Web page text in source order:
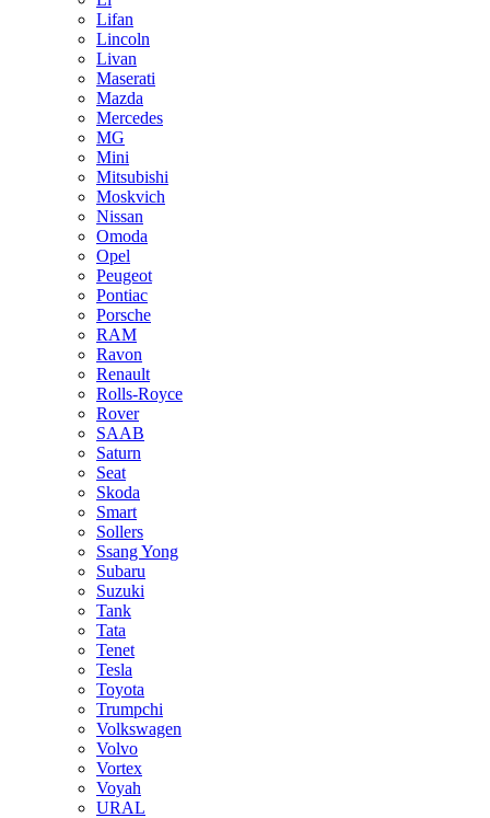
Lifan
Lincoln
Livan
Maserati
Mazda
Mercedes
MG
Mini
Mitsubishi
Moskvich
Nissan
Omoda
Opel
Peugeot
Pontiac
Porsche
RAM
Ravon
Renault
Rolls-Royce
Rover
SAAB
Saturn
Seat
Skoda
Smart
Sollers
Ssang Yong
Subaru
Suzuki
Tank
Tata
Tenet
Tesla
Toyota
Trumpchi
Volkswagen
Volvo
Vortex
Voyah
URAL